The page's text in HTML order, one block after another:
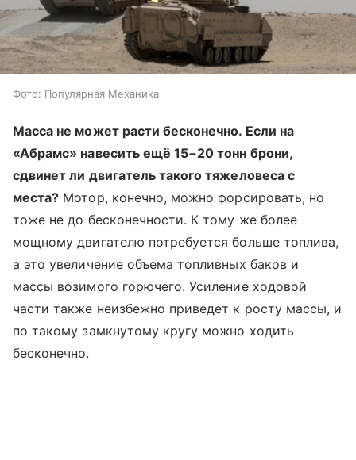
Фото: Популярная Механика
Масса не может расти бесконечно. Если на
«Абрамс» навесить ещё 15−20 тонн брони,
сдвинет ли двигатель такого тяжеловеса с
места? Мотор, конечно, можно форсировать, но
тоже не до бесконечности. К тому же более
мощному двигателю потребуется больше топлива,
а это увеличение объема топливных баков и
массы возимого горючего. Усиление ходовой
части также неизбежно приведет к росту массы, и
по такому замкнутому кругу можно ходить
бесконечно.